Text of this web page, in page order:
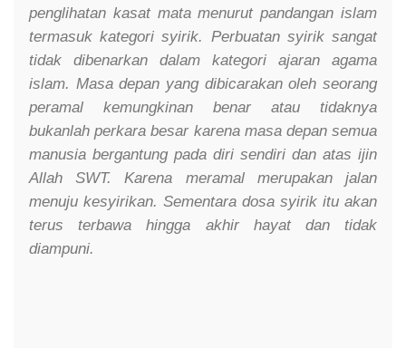
penglihatan kasat mata menurut pandangan islam
termasuk kategori syirik. Perbuatan syirik sangat
tidak dibenarkan dalam kategori ajaran agama
islam. Masa depan yang dibicarakan oleh seorang
peramal kemungkinan benar atau tidaknya
bukanlah perkara besar karena masa depan semua
manusia bergantung pada diri sendiri dan atas ijin
Allah SWT. Karena meramal merupakan jalan
menuju kesyirikan. Sementara dosa syirik itu akan
terus terbawa hingga akhir hayat dan tidak
diampuni.